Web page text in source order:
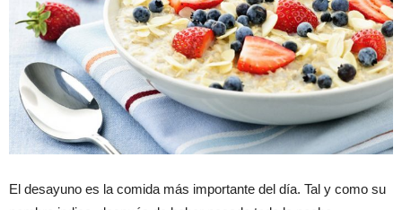
El desayuno es la comida más importante del día. Tal y como su